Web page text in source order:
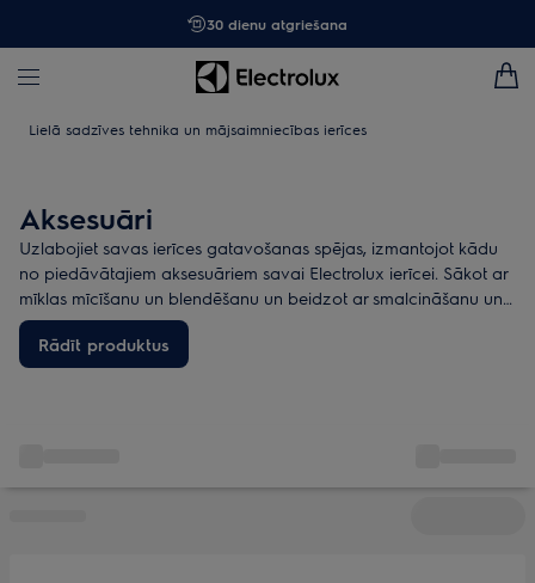
30 dienu atgriešana
Lielā sadzīves tehnika un mājsaimniecības ierīces
Aksesuāri
Uzlabojiet savas ierīces gatavošanas spējas, izmantojot kādu
no piedāvātajiem aksesuāriem savai Electrolux ierīcei. Sākot ar
mīklas mīcīšanu un blendēšanu un beidzot ar smalcināšanu un
mājās gatavotiem makaroniem.
Rādīt produktus